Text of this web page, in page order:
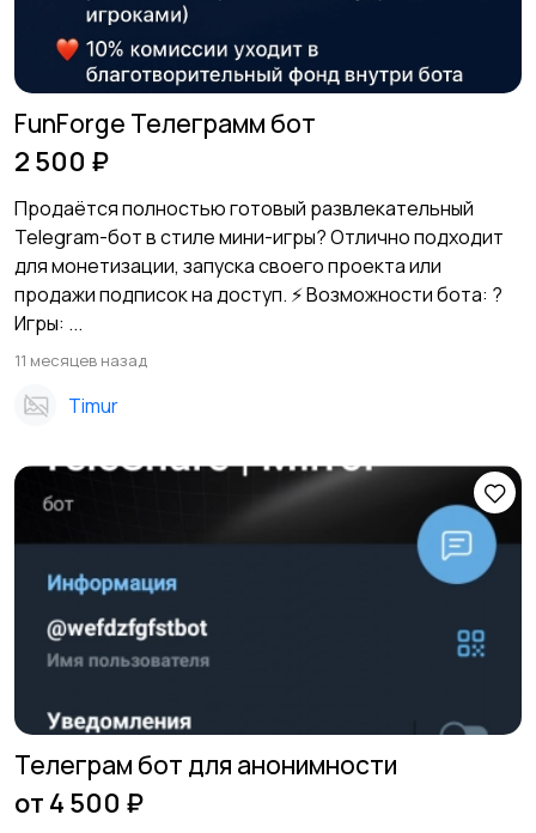
FunForge Телеграмм бот
2 500 ₽
Продаётся полностью готовый развлекательный
Telegram-бот в стиле мини-игры? Отлично подходит
для монетизации, запуска своего проекта или
продажи подписок на доступ. ⚡ Возможности бота: ?
Игры: ...
11 месяцев назад
Timur
Телеграм бот для анонимности
от 4 500 ₽